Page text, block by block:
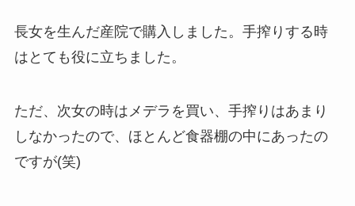
長女を生んだ産院で購入しました。手搾りする時
はとても役に立ちました。
ただ、次女の時はメデラを買い、手搾りはあまり
しなかったので、ほとんど食器棚の中にあったの
ですが(笑)